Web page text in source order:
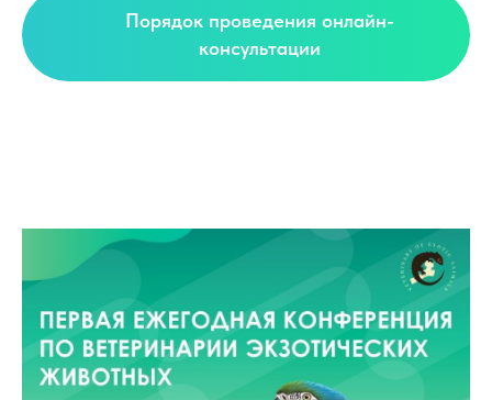
Порядок проведения онлайн-
консультации